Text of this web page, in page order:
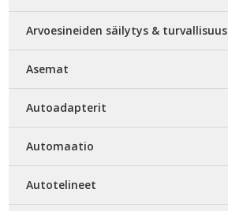
Arvoesineiden säilytys & turvallisuus
Asemat
Autoadapterit
Automaatio
Autotelineet